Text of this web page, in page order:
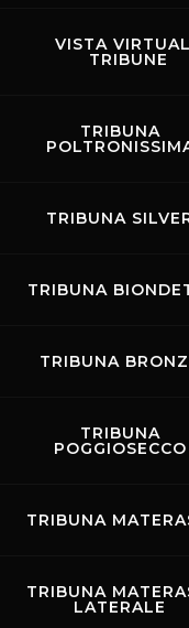
VISTA
TRIBUNE
TRIBUNA
TRIBUNA
TRIBUNA
TRIBUNA
TRIBUNA
POGGIOSECCO
TRIBUNA
TRIBUNA
LATERALE
La ISO 20121
degli Eventi) si
soggetti del
un sistema di
trattati, con una
economico),
ognuno
dell’ambiente
ambientale). La
affinità e
ISO 9001, ISO
condivide la
recenti
delle linee di
nella ISO